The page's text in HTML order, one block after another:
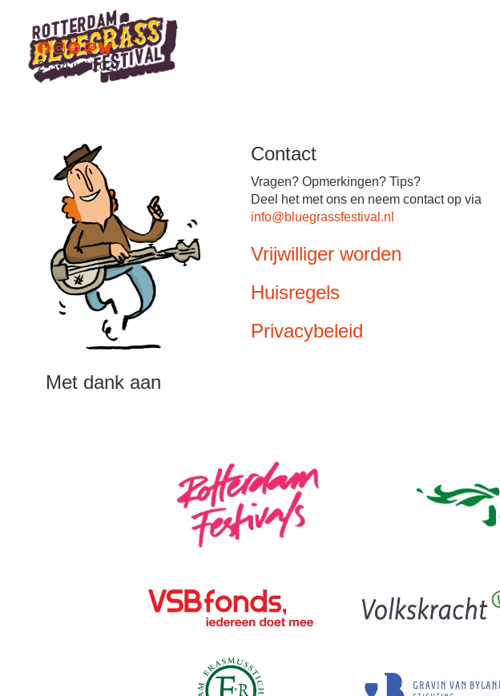
2•3•4 juli 2027
Contact
Vragen? Opmerkingen? Tips?
Deel het met ons en neem contact op via
info@bluegrassfestival.nl
Vrijwilliger worden
Huisregels
Privacybeleid
Met dank aan